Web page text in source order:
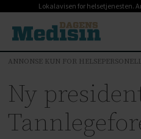
Lokalavisen for helsetjenesten.
ANNONSE KUN FOR
Ny